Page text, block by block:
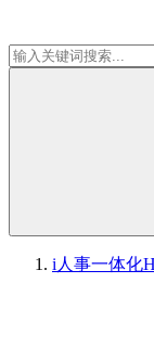
i人事一体化